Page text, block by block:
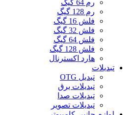
رم 64 گیگ
رم 128 گیگ
فلش 16 گیگ
فلش 32 گیگ
فلش 64 گیگ
فلش 128 گیگ
هارد اکسترنال
تبدیلات
تبدیل OTG
تبدیلات برق
تبدیلات صدا
تبدیلات تصویر